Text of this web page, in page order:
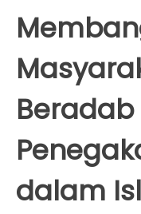
dalam